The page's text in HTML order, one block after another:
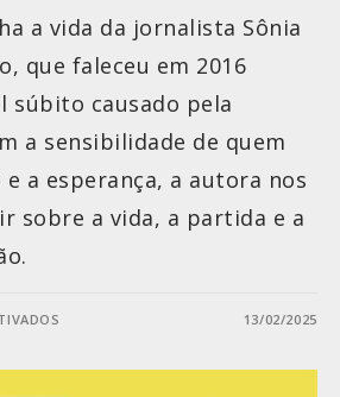
a vida da jornalista Sônia
que faleceu em 2016
súbito causado pela
a sensibilidade de quem
a esperança, a autora nos
sobre a vida, a partida e a
13/02/2025